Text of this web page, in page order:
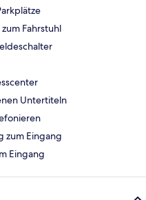
Fahrstuhl
Untertiteln
zum Eingang
Eingang